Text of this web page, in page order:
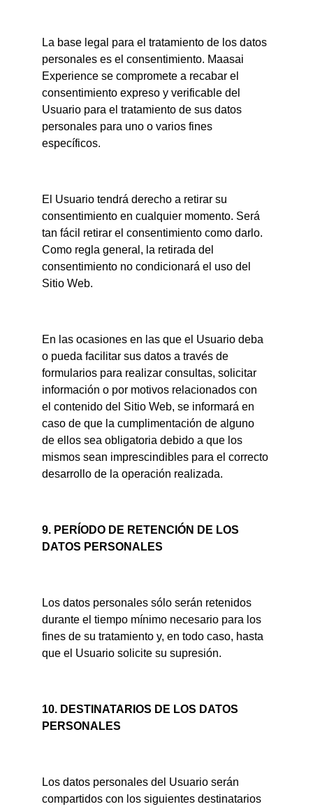
La base legal para el tratamiento de los datos
personales es el consentimiento. Maasai
Experience se compromete a recabar el
consentimiento expreso y verificable del
Usuario para el tratamiento de sus datos
personales para uno o varios fines
específicos.
El Usuario tendrá derecho a retirar su
consentimiento en cualquier momento. Será
tan fácil retirar el consentimiento como darlo.
Como regla general, la retirada del
consentimiento no condicionará el uso del
Sitio Web.
En las ocasiones en las que el Usuario deba
o pueda facilitar sus datos a través de
formularios para realizar consultas, solicitar
información o por motivos relacionados con
el contenido del Sitio Web, se informará en
caso de que la cumplimentación de alguno
de ellos sea obligatoria debido a que los
mismos sean imprescindibles para el correcto
desarrollo de la operación realizada.
9. PERÍODO DE RETENCIÓN DE LOS
DATOS PERSONALES
Los datos personales sólo serán retenidos
durante el tiempo mínimo necesario para los
fines de su tratamiento y, en todo caso, hasta
que el Usuario solicite su supresión.
10. DESTINATARIOS DE LOS DATOS
PERSONALES
Los datos personales del Usuario serán
compartidos con los siguientes destinatarios